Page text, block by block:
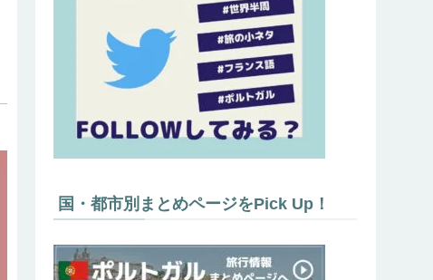
国・都市別まとめページをPick Up！